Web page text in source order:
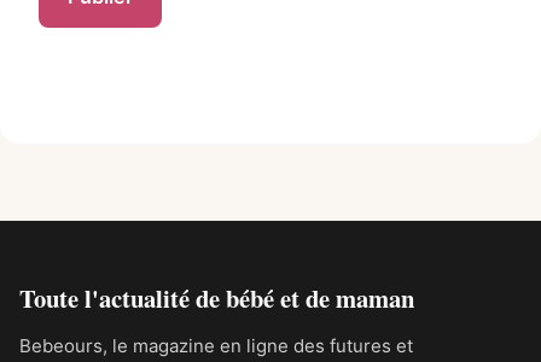
Toute l'actualité de bébé et de maman
Bebeours, le magazine en ligne des futures et